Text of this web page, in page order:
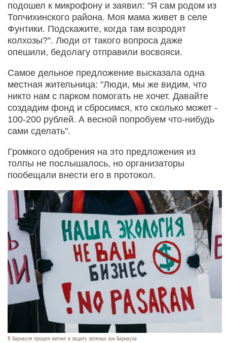
подошел к микрофону и заявил: "Я сам родом из
Топчихинского района. Моя мама живет в селе
Фунтики. Подскажите, когда там возродят
колхозы?". Люди от такого вопроса даже
опешили, бедолагу отправили восвояси.
Самое дельное предложение высказала одна
местная жительница: "Люди, мы же видим, что
никто нам с парком помогать не хочет. Давайте
создадим фонд и сбросимся, кто сколько может -
100-200 рублей. А весной попробуем что-нибудь
сами сделать".
Громкого одобрения на это предложения из
толпы не послышалось, но организаторы
пообещали внести его в протокол.
В Барнауле прошел митинг в защиту зеленых зон Барнаула